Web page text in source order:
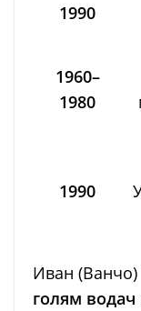
1990
1960–
1980
1990
Иван
голям